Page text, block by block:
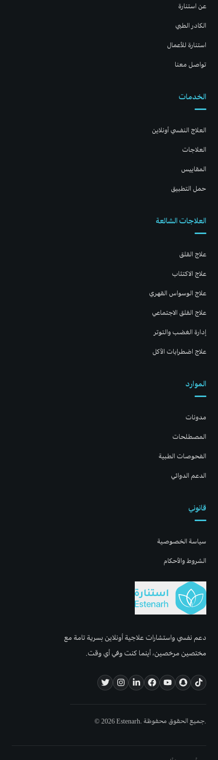
دعم نفسي واستشارات علاجية أونلاين بسرية تامة مع
مختصين مرخصين، أينما كنت وفي أي وقت.
© 2026 Estenarh. جميع الحقوق محفوظة.
عن استنارة
الكادر الطبي
استنارة للأعمال
تواصل معنا
الخدمات
العلاج النفسي أونلاين
العلاجات
المقاييس
حمل التطبيق
العلاجات الشائعة
علاج القلق
علاج الاكتئاب
علاج الوسواس القهري
علاج القلق الاجتماعي
إدارة الغضب والتوتر
علاج اضطرابات الأكل
الموارد
مدونات
المصطلحات
الفحوصات الطبية
الدعم الدوائي
قانوني
سياسة الخصوصية
الشروط والأحكام